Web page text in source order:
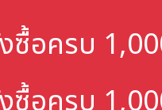
ซื้อครบ